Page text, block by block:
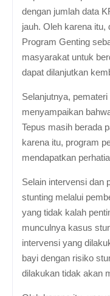
dengan jumlah data
jauh. Oleh karena itu,
Program Genting
masyarakat untuk
dapat dilanjutkan
Selanjutnya,
menyampaikan
Tepus masih berada
karena itu, program
mendapatkan
Selain intervensi dan
stunting melalui
yang tidak kalah
munculnya kasus
intervensi yang
bayi dengan risiko
dilakukan tidak akan